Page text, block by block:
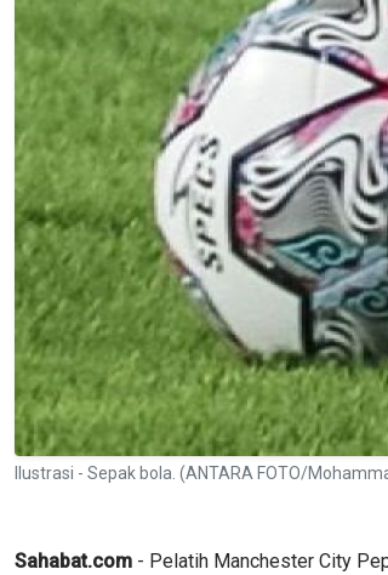
Ilustrasi - Sepak bola. (ANTARA FOTO/
Sahabat.com - Pelatih Manchester City